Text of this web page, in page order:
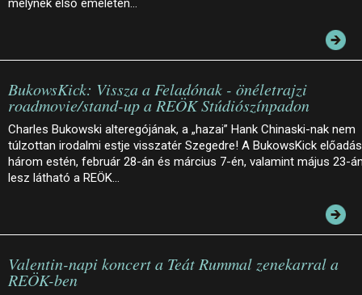
BukowsKick: Vissza a Feladónak - önéletrajzi
roadmovie/stand-up a REÖK Stúdiószínpadon
Charles Bukowski alteregójának, a „hazai” Hank Chinaski-nak nem
túlzottan irodalmi estje visszatér Szegedre! A BukowsKick
három estén, február 28-án és március 7-én, valamint május 23-
lesz látható a REÖK…
Valentin-napi koncert a Teát Rummal zenekarral a
REÖK-ben